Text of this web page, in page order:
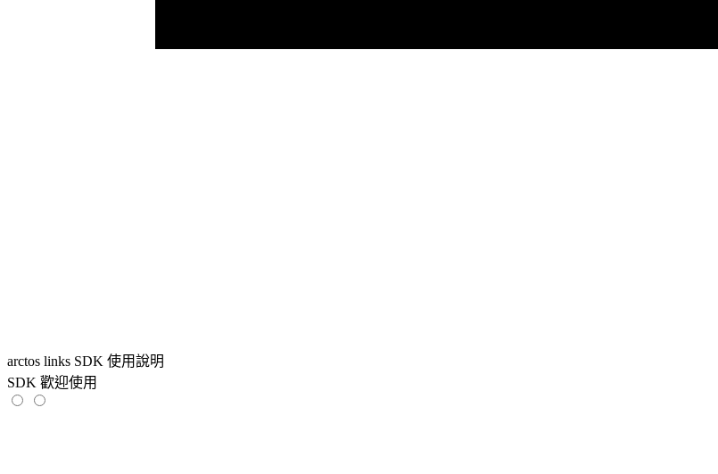
arctos links SDK 使用說明
SDK 歡迎使用